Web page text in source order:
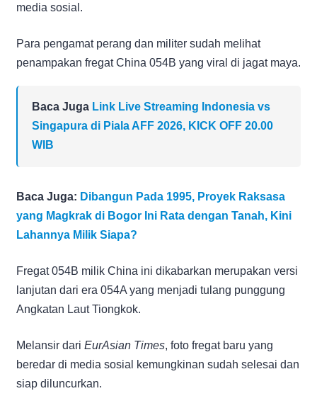
media sosial.
Para pengamat perang dan militer sudah melihat
penampakan fregat China 054B yang viral di jagat maya.
Baca Juga Link Live Streaming Indonesia vs
Singapura di Piala AFF 2026, KICK OFF 20.00
WIB
Baca Juga: Dibangun Pada 1995, Proyek Raksasa
yang Magkrak di Bogor Ini Rata dengan Tanah, Kini
Lahannya Milik Siapa?
Fregat 054B milik China ini dikabarkan merupakan versi
lanjutan dari era 054A yang menjadi tulang punggung
Angkatan Laut Tiongkok.
Melansir dari EurAsian Times, foto fregat baru yang
beredar di media sosial kemungkinan sudah selesai dan
siap diluncurkan.